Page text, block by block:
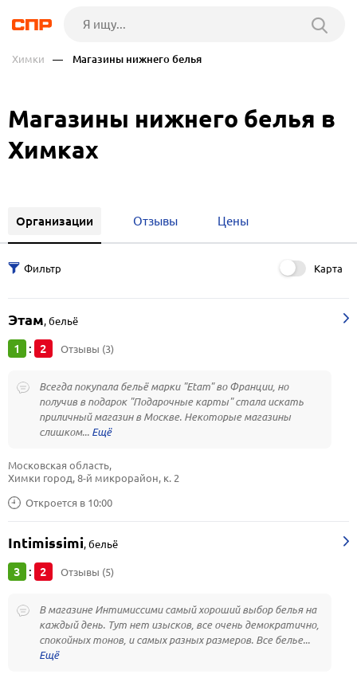
Химки — Магазины нижнего белья
Магазины нижнего белья в
Химках
Организации Отзывы Цены
Карта
Этам,бельё
1 : 2 Отзывы (3)
Всегда покупала бельё марки "Etam" во Франции, но
получив в подарок "Подарочные карты" стала искать
приличный магазин в Москве. Некоторые магазины
слишком...
Откроется в 10:00
Московская область,
Химки город, 8-й микрорайон, к. 2
Intimissimi,бельё
3 : 2 Отзывы (5)
В магазине Интимиссими самый хороший выбор белья на
каждый день. Тут нет изысков, все очень демократично,
спокойных тонов, и самых разных размеров. Все белье...